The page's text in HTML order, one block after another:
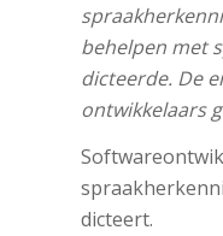
behelpen met
dicteerde. De
ontwikkelaars
dicteert.